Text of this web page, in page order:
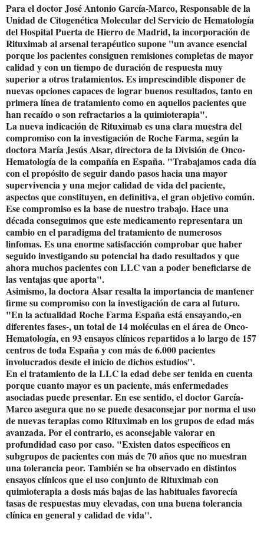
Para el doctor José Antonio García-Marco, Responsable de la
Unidad de Citogenética Molecular del Servicio de Hematología
del Hospital Puerta de Hierro de Madrid, la incorporación de
Rituximab al arsenal terapéutico supone "un avance esencial
porque los pacientes consiguen remisiones completas de mayor
calidad y con un tiempo de duración de respuesta muy
superior a otros tratamientos. Es imprescindible disponer de
nuevas opciones capaces de lograr buenos resultados, tanto en
primera línea de tratamiento como en aquellos pacientes que
han recaído o son refractarios a la quimioterapia".
La nueva indicación de Rituximab es una clara muestra del
compromiso con la investigación de Roche Farma, según la
doctora María Jesús Alsar, directora de la División de Onco-
Hematología de la compañía en España. "Trabajamos cada día
con el propósito de seguir dando pasos hacia una mayor
supervivencia y una mejor calidad de vida del paciente,
aspectos que constituyen, en definitiva, el gran objetivo común.
Ese compromiso es la base de nuestro trabajo. Hace una
década conseguimos que este medicamento representara un
cambio en el paradigma del tratamiento de numerosos
linfomas. Es una enorme satisfacción comprobar que haber
seguido investigando su potencial ha dado resultados y que
ahora muchos pacientes con LLC van a poder beneficiarse de
las ventajas que aporta".
Asimismo, la doctora Alsar resalta la importancia de mantener
firme su compromiso con la investigación de cara al futuro.
"En la actualidad Roche Farma España está ensayando,-en
diferentes fases-, un total de 14 moléculas en el área de Onco-
Hematología, en 93 ensayos clínicos repartidos a lo largo de 157
centros de toda España y con más de 6.000 pacientes
involucrados desde el inicio de dichos estudios".
En el tratamiento de la LLC la edad debe ser tenida en cuenta
porque cuanto mayor es un paciente, más enfermedades
asociadas puede presentar. En ese sentido, el doctor García-
Marco asegura que no se puede desaconsejar por norma el uso
de nuevas terapias como Rituximab en los grupos de edad más
avanzada. Por el contrario, es aconsejable valorar en
profundidad caso por caso. "Existen datos específicos en
subgrupos de pacientes con más de 70 años que no muestran
una tolerancia peor. También se ha observado en distintos
ensayos clínicos que el uso conjunto de Rituximab con
quimioterapia a dosis más bajas de las habituales favorecía
tasas de respuestas muy elevadas, con una buena tolerancia
clínica en general y calidad de vida".